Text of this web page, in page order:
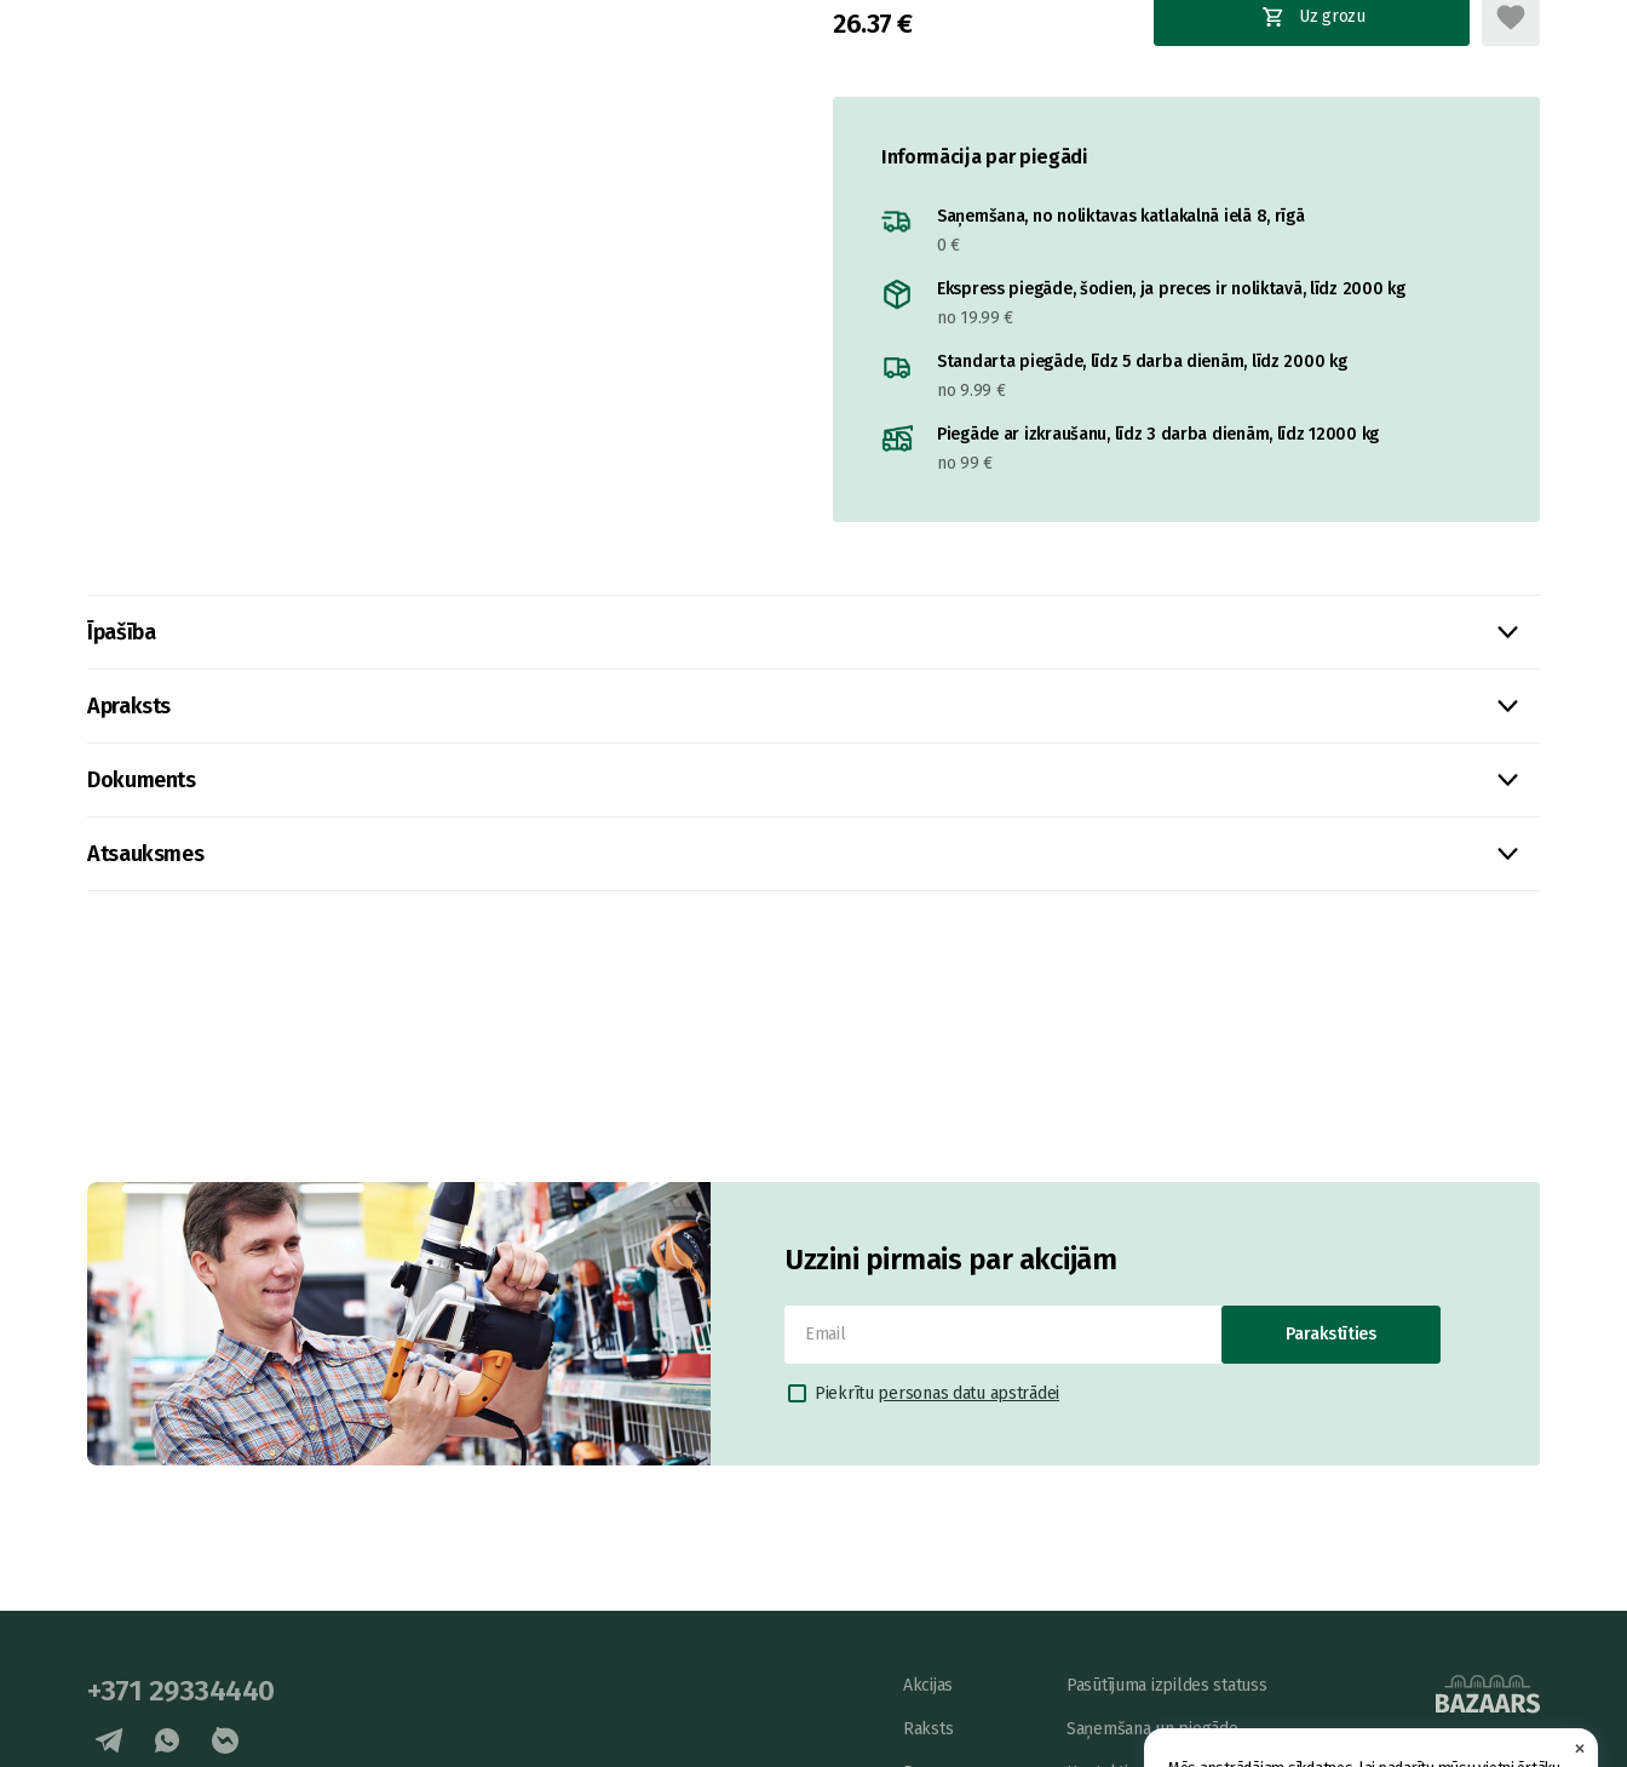
×
26.37 € Uz grozu
Informācija par piegādi
Saņemšana, no noliktavas katlakalnā ielā 8, rīgā
0 €
Ekspress piegāde, šodien, ja preces ir noliktavā, līdz 2000 kg
no 19.99 €
Standarta piegāde, līdz 5 darba dienām, līdz 2000 kg
no 9.99 €
Piegāde ar izkraušanu, līdz 3 darba dienām, līdz 12000 kg
no 99 €
Īpašība
Apraksts
Dokuments
Atsauksmes
Uzzini pirmais par akcijām
Parakstīties
Piekrītu personas datu apstrādei
+371 29334440 Akcijas
Raksts
Pasūtījuma izpildes statuss
Saņemšana un piegāde